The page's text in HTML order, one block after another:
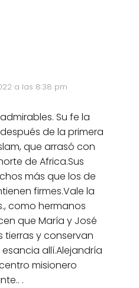
a las 8:38 pm
Su fe la
de la primera
que arrasó con
de Africa.Sus
más que los de
firmes.Vale la
como hermanos
que María y José
tierras y conservan
allí.Alejandría
misionero
.